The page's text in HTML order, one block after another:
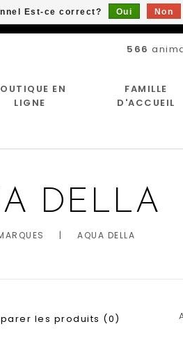
566
EN
LIGNE
FAMILLE
D'ACCUEIL
DELLA
| AQUA DELLA
les produits (0)
Est-ce correct? Oui Non
à partir de 89$*